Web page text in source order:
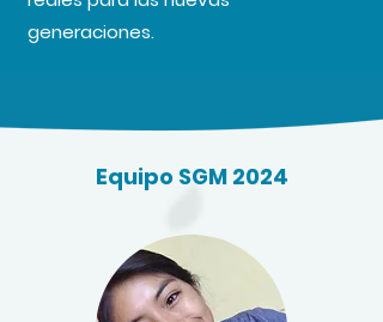
generaciones.
Equipo SGM 2024